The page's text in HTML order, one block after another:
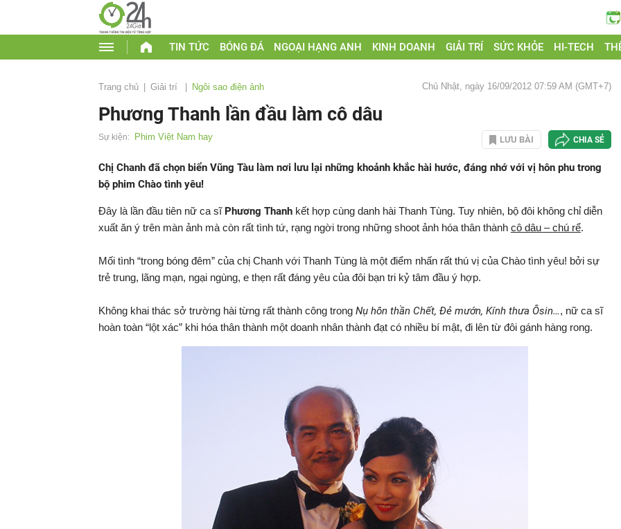
TIN TỨC BÓNG ĐÁ NGOẠI HẠNG ANH KINH DOANH GIẢI TRÍ SỨC KHỎE HI-TECH
Trang chủ Giải trí Ngôi sao điện ảnh Chủ Nhật, ngày 16/09/2012 07:59 AM (GMT+7)
Phương Thanh lần đầu làm cô dâu
Sự kiện: Phim Việt Nam hay LƯU BÀI CHIA SẺ
Chị Chanh đã chọn biển Vũng Tàu làm nơi lưu lại những khoảnh khắc hài hước, đáng nhớ với vị hôn phu trong
bộ phim Chào tình yêu!
Đây là lần đầu tiên nữ ca sĩ Phương Thanh kết hợp cùng danh hài Thanh Tùng. Tuy nhiên, bộ đôi không chỉ diễn
xuất ăn ý trên màn ảnh mà còn rất tình tứ, rạng ngời trong những shoot ảnh hóa thân thành cô dâu – chú rể.
Mối tình “trong bóng đêm” của chị Chanh với Thanh Tùng là một điểm nhấn rất thú vị của Chào tình yêu! bởi sự
trẻ trung, lãng mạn, ngại ngùng, e thẹn rất đáng yêu của đôi bạn tri kỷ tâm đầu ý hợp.
Không khai thác sở trường hài từng rất thành công trong Nụ hôn thần Chết, Đẻ mướn, Kính thưa Ôsin…, nữ ca sĩ
hoàn toàn “lột xác” khi hóa thân thành một doanh nhân thành đạt có nhiều bí mật, đi lên từ đôi gánh hàng rong.